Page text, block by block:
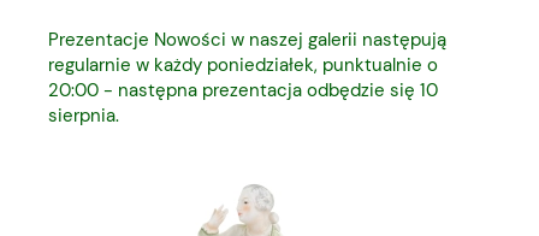
Prezentacje Nowości w naszej galerii następują
regularnie w każdy poniedziałek, punktualnie o
20:00 - następna prezentacja odbędzie się 10
sierpnia.